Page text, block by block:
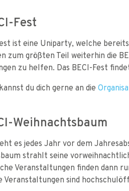
Fest
ist eine Uniparty, welche
zum größten Teil weiterhin die
zu helfen. Das BECI-Fest
du dich gerne an die
Weihnachtsbaum
es jedes Jahr vor dem
strahlt seine
Veranstaltungen finden dann
Veranstaltungen sind